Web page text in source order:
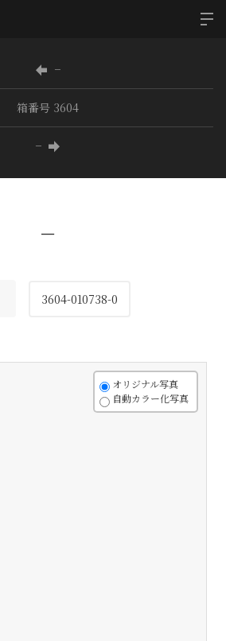
−
箱番号 3604
−
−
3604-010738-0
オリジナル写真
自動カラー化写真